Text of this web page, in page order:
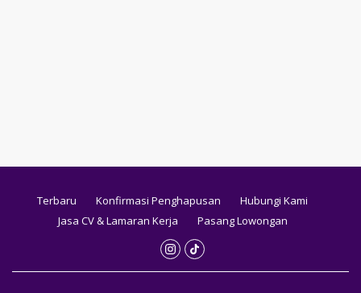
Terbaru Konfirmasi Penghapusan
Hubungi Kami
Jasa CV & Lamaran Kerja
Pasang Lowongan